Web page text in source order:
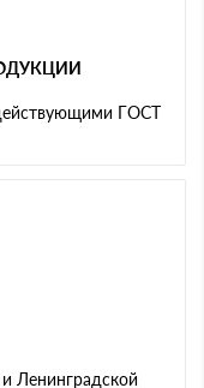
ГОСТ
Ленинградской